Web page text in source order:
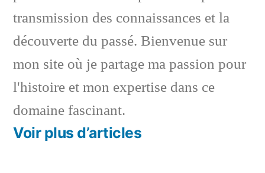
transmission des connaissances et la
découverte du passé. Bienvenue sur
mon site où je partage ma passion pour
l'histoire et mon expertise dans ce
domaine fascinant.
Voir plus d’articles